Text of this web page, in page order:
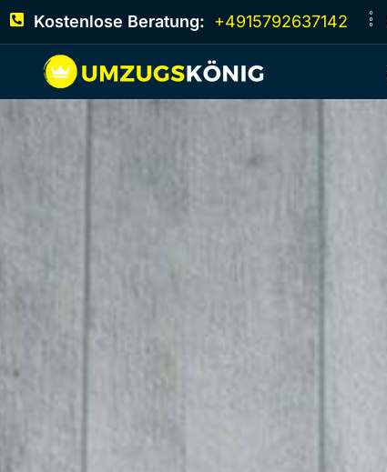
Kostenlose Beratung: +4915792637142